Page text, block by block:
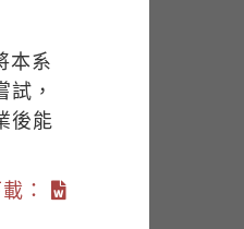
本系
，
後能
：